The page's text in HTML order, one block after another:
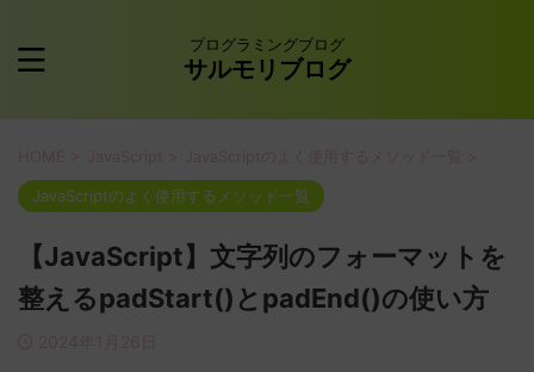
プログラミングブログ
サルモリブログ
JavaScriptのよく使用するメソッド一覧
【JavaScript】文字列のフォーマットを
整えるpadStart()とpadEnd()の使い方